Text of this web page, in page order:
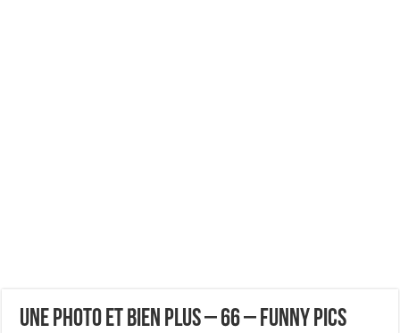
Une Photo Et Bien Plus – 66 – Funny Pics